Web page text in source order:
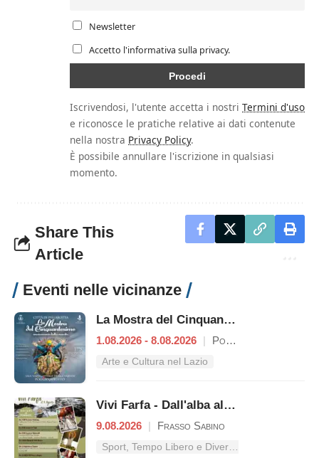
Newsletter
Accetto l'informativa sulla privacy.
Iscrivendosi, l'utente accetta i nostri Termini d'uso
e riconosce le pratiche relative ai dati contenute
nella nostra Privacy Policy.
È possibile annullare l'iscrizione in qualsiasi
momento.
Share This
Article
Eventi nelle vicinanze
La Mostra del Cinquantesimo
1.08.2026 - 8.08.2026 | Poggio Mirteto
Arte e Cultura nel Lazio
Vivi Farfa - Dall'alba al tramonto
9.08.2026 | Frasso Sabino
Sport, Tempo Libero e Divertimento nel Lazio